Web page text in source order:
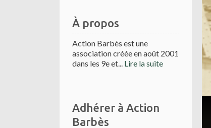
À propos
Action Barbès est une
association créée en août 2001
dans les 9e et... Lire la suite
Adhérer à Action
Barbès